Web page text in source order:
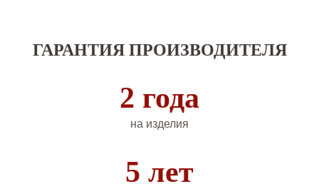
ГАРАНТИЯ ПРОИЗВОДИТЕЛЯ
2 года
на изделия
5 лет